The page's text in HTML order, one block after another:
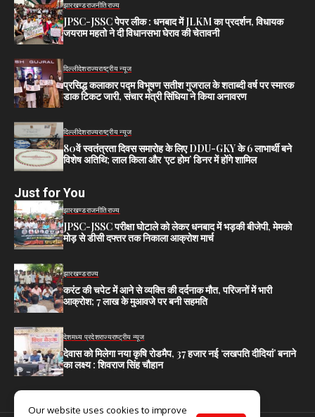
झारखण्डराजनीतिराज्य
JPSC-JSSC पेपर लीक : धनबाद में JLKM का प्रदर्शन, विधायक
जयराम महतो ने दी विधानसभा घेराव की चेतावनी
दिल्लीदेशराज्यराष्ट्रीय न्यूज
प्रसिद्ध कलाकार पद्म विभूषण सतीश गुजराल के शताब्दी वर्ष पर स्मारक
डाक टिकट जारी, संचार मंत्री सिंधिया ने किया अनावरण
दिल्लीदेशराज्यराष्ट्रीय न्यूज
80वें स्वतंत्रता दिवस समारोह के लिए DDU-GKY के 6 लाभार्थी बने
विशेष अतिथि; लाल किला और ‘एट होम’ डिनर में होंगे शामिल
Just for You
झारखण्डराजनीतिराज्य
JPSC-JSSC परीक्षा घोटाले को लेकर धनबाद में भड़की बीजेपी, मेमको
मोड़ से डीसी दफ्तर तक निकाला आक्रोश मार्च
झारखण्डराज्य
करंट की चपेट में आने से व्यक्ति की दर्दनाक मौत, परिजनों में भारी
आक्रोश; 7 लाख के मुआवजे पर बनी सहमति
देशमध्य प्रदेशराज्यराष्ट्रीय न्यूज
देवास को मिलेगा नया कृषि रोडमैप, 37 हजार नई ‘लखपति दीदियां’ बनाने
का लक्ष्य : शिवराज सिंह चौहान
Our website uses cookies to improve